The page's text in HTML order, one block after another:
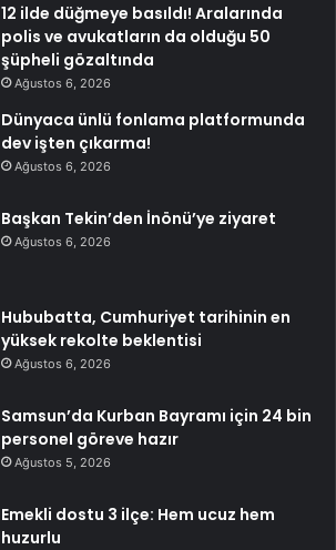
12 ilde düğmeye basıldı! Aralarında
polis ve avukatların da olduğu 50
şüpheli gözaltında
Ağustos 6, 2026
Dünyaca ünlü fonlama platformunda
dev işten çıkarma!
Ağustos 6, 2026
Başkan Tekin’den İnönü’ye ziyaret
Ağustos 6, 2026
Hububatta, Cumhuriyet tarihinin en
yüksek rekolte beklentisi
Ağustos 6, 2026
Samsun’da Kurban Bayramı için 24 bin
personel göreve hazır
Ağustos 5, 2026
Emekli dostu 3 ilçe: Hem ucuz hem
huzurlu